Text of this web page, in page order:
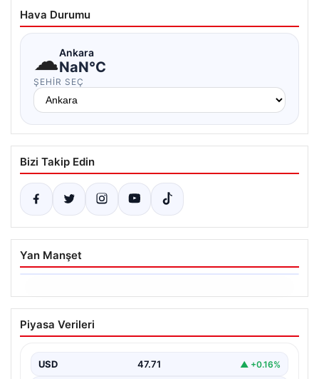
Hava Durumu
☁Ankara
NaN°C
ŞEHIR SEÇ
Bizi Takip Edin
Yan Manşet
06.08.2026
Ertuğrul Özkök’ün Hakaret İddialarına
İfade Verme Süreci
Cumhurbaşkanına hakaret iddialarıyla yürütülen
soruşturma kapsamında İstanbul Adalet…
Piyasa Verileri
USD 47.71 ▲ +0.16%